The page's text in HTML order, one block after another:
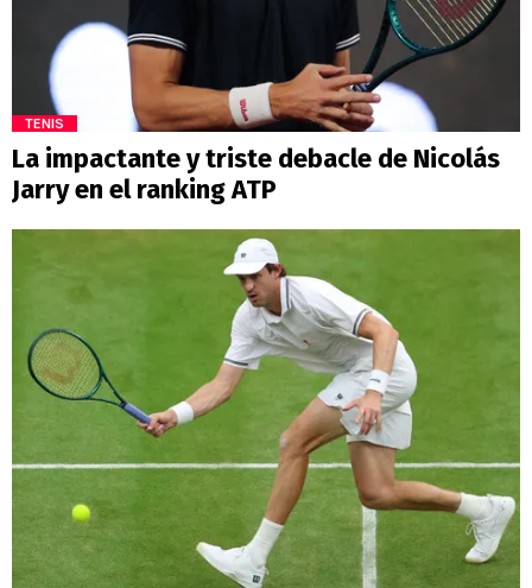
TENIS
La impactante y triste debacle de Nicolás
Jarry en el ranking ATP